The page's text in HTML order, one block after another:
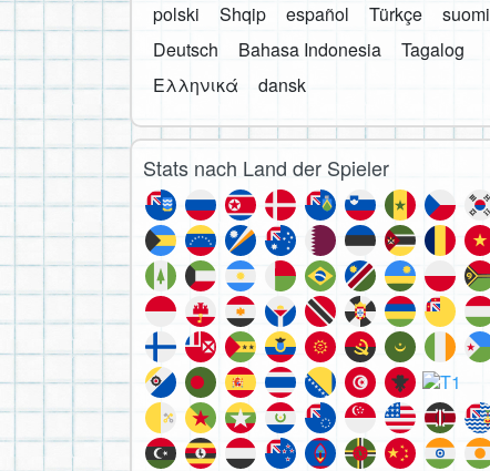
polski
Shqip español Türkçe
suomi
Deutsch
Bahasa Indonesia
Tagalog
Ελληνικά
dansk
Stats nach Land der Spieler